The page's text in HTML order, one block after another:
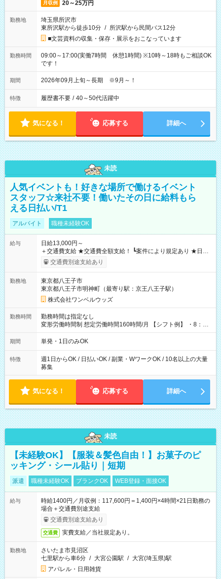
月収例 20～25万円
勤務地
埼玉県所沢市
東所沢駅から徒歩10分 / 所沢駅から民間バス12分
■文芸資料の収集・保存・展示をおこなっています
勤務時間
09:00～17:00(実働7時間 休憩1時間) ※10時～18時もご相談OK
です！
期間 2026年09月上旬～長期 ※9月～！
特徴 履歴書不要 / 40～50代活躍中
気になる！ 応募する 詳細へ
未読
人気イベントも！好きな場所で働けるイベント
スタッフ☆来社不要！働いたその日に給料もら
える日払い/T1
アルバイト 職種未経験OK
給与
日給13,000円～
＋交通費支給 ★交通費全額支給！ ┗案件により規定あり ★日払
いOK！（規定あり） ┗働いたその日に現金GET♪ お仕事後はコ
ンビニATMから 日払い分を引き落とせます！ 【試用期間】試
交通費別途支給あり
勤務地
東京都八王子市
東京都八王子市明神町（最寄り駅：京王八王子駅）
株式会社ワンベルウッズ
勤務時間
勤務時間は指定なし
変形労働時間制 想定労働時間160時間/月 【シフト例】 ・8：00
～21：00
期間 単発・1日のみOK
特徴
週1日からOK / 日払いOK / 副業・WワークOK / 10名以上の大量
募集
気になる！ 応募する 詳細へ
未読
【未経験OK】【服装＆髪色自由！】お菓子のピ
ッキング・シール貼り｜短期
派遣 職種未経験OK ブランクOK WEB登録・面接OK
給与
時給1400円／月収例：117,600円＝1,400円×4時間×21日勤務の
場合＋交通費別途支給
交通費別途支給あり
交通費 実費支給／当社規定あり。
勤務地
さいたま市見沼区
七里駅から車6分 / 大宮公園駅 / 大宮(埼玉県)駅
アパレル・日用雑貨